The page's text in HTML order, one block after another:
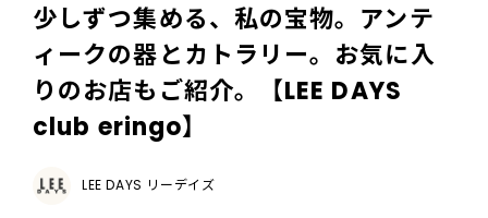
少しずつ集める、私の宝物。アンテ
ィークの器とカトラリー。お気に入
りのお店もご紹介。【LEE DAYS
club eringo】
LEE DAYS リーデイズ